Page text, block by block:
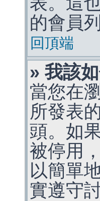
的會員
回頂端
» 我該
當您在
所發表
頭。如
被停用
以簡單
實遵守